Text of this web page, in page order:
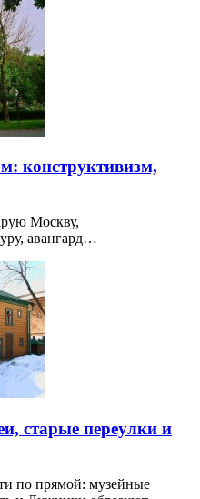
конструктивизм,
Москву,
авангард…
старые переулки и
по прямой: музейные